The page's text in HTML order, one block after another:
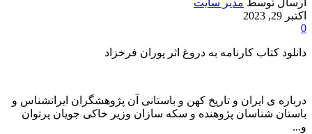
اکتبر 29, 2023
0
دانلود کتاب کارنامه به دروغ اثر پوران فرخزاد
درباره ی ایران و تاریخ کهن و باستانی آن پژوهشگران ایرانشناس و
باستان شناسان پژوهنده و سکه سازان وزیر خاکی جویان پرتوان
و...